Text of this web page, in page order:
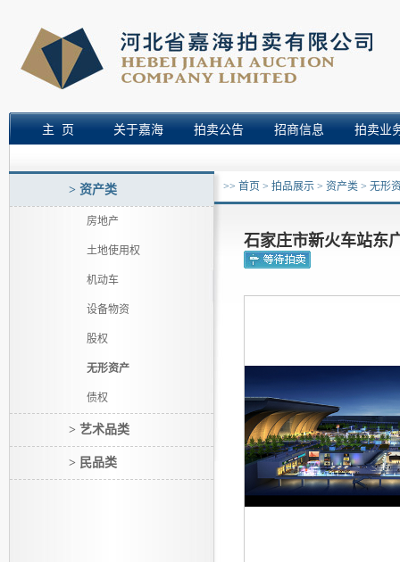
主 页 关于嘉海 拍卖公告 招商信息 拍卖业
> 资产类
房地产
土地使用权
机动车
设备物资
股权
无形资产
债权
> 艺术品类
> 民品类
>> 首页 > 拍品展示 > 资产类 > 无形
石家庄市新火车站东